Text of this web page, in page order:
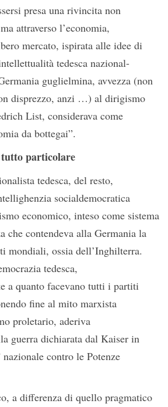
presa una rivincita non
attraverso l’economia,
mercato, ispirata alle idee di
tedesca nazional-
guglielmina, avvezza (non
disprezzo, anzi …) al dirigismo
List, considerava come
da bottegai”.
particolare
tedesca, del resto,
socialdemocratica
economico, inteso come sistema
che contendeva alla Germania la
mondiali, ossia dell’Inghilterra.
tedesca,
a quanto facevano tutti i partiti
fine al mito marxista
proletario, aderiva
guerra dichiarata dal Kaiser in
contro le Potenze
a differenza di quello pragmatico